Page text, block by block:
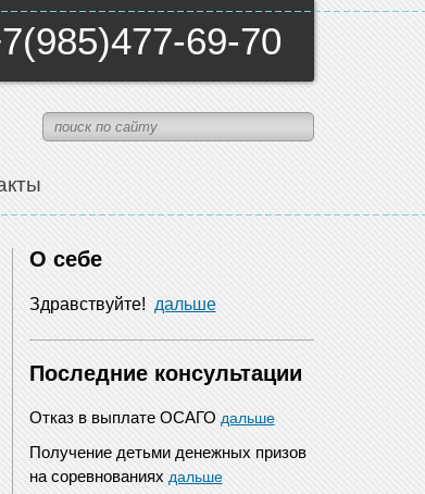
69-70
О себе
Здравствуйте! дальше
Последние консультации
Отказ в выплате ОСАГО дальше
Получение детьми денежных призов
на соревнованиях дальше